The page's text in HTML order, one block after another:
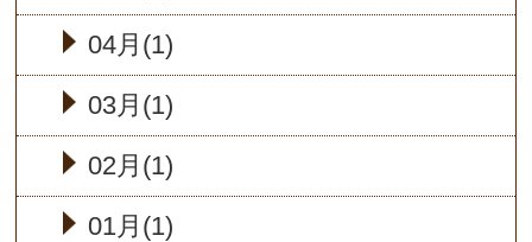
04月(1)
03月(1)
02月(1)
01月(1)